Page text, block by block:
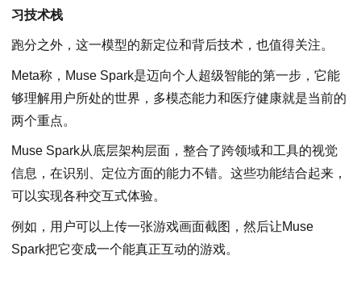
习技术栈
跑分之外，这一模型的新定位和背后技术，也值得关注。
Meta称，Muse Spark是迈向个人超级智能的第一步，它能
够理解用户所处的世界，多模态能力和医疗健康就是当前的
两个重点。
Muse Spark从底层架构层面，整合了跨领域和工具的视觉
信息，在识别、定位方面的能力不错。这些功能结合起来，
可以实现各种交互式体验。
例如，用户可以上传一张游戏画面截图，然后让Muse
Spark把它变成一个能真正互动的游戏。